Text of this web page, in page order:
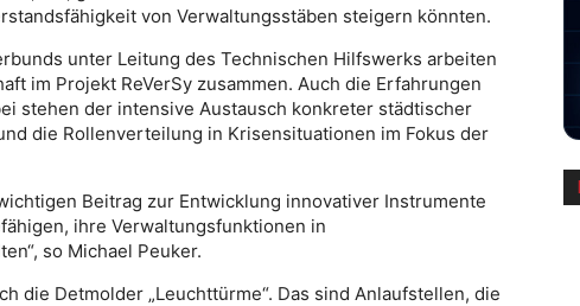
von Verwaltungsstäben steigern könnten.
unter Leitung des Technischen Hilfswerks arbeiten
im Projekt ReVerSy zusammen. Auch die Erfahrungen
stehen der intensive Austausch konkreter städtischer
die Rollenverteilung in Krisensituationen im Fokus der
Beitrag zur Entwicklung innovativer Instrumente
ihre Verwaltungsfunktionen in
so Michael Peuker.
die Detmolder „Leuchttürme“. Das sind Anlaufstellen, die